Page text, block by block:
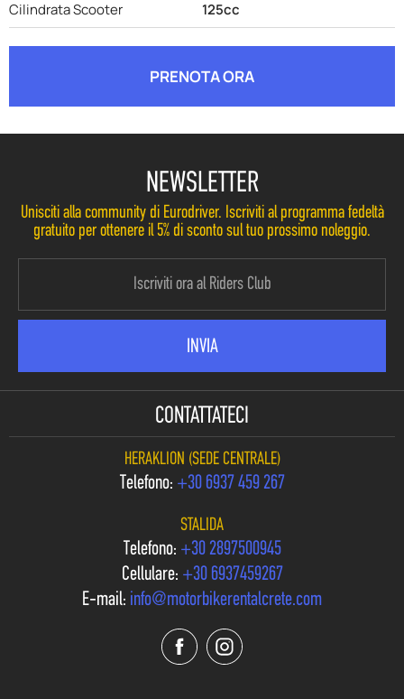
Cilindrata Scooter
125cc
PRENOTA ORA
NEWSLETTER
Unisciti alla community di Eurodriver. Iscriviti al programma fedeltà
gratuito per ottenere il 5% di sconto sul tuo prossimo noleggio.
CONTATTATECI
HERAKLION (SEDE CENTRALE)
Telefono: +30 6937 459 267
STALIDA
Telefono: +30 2897500945
Cellulare: +30 6937459267
E-mail: info@motorbikerentalcrete.com